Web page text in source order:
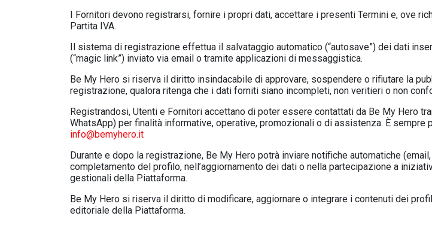
I Fornitori devono registrarsi, fornire i propri dati, accettare i presenti Termini e, ove
Partita IVA.
Il sistema di registrazione effettua il salvataggio automatico (“autosave”) dei dati
(“magic link”) inviato via email o tramite applicazioni di messaggistica.
Be My Hero si riserva il diritto insindacabile di approvare, sospendere o rifiutare la
registrazione, qualora ritenga che i dati forniti siano incompleti, non veritieri o non
Registrandosi, Utenti e Fornitori accettano di poter essere contattati da Be My Hero
WhatsApp) per finalità informative, operative, promozionali o di assistenza. È
info@bemyhero.it
Durante e dopo la registrazione, Be My Hero potrà inviare notifiche automatiche
completamento del profilo, nell’aggiornamento dei dati o nella partecipazione a
gestionali della Piattaforma.
Be My Hero si riserva il diritto di modificare, aggiornare o integrare i contenuti dei
editoriale della Piattaforma.